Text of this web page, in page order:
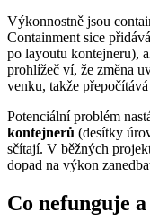
Výkonnostně jsou
Containment sice
po layoutu kontejneru),
prohlížeč ví, že změna
venku, takže
Potenciální problém
kontejnerů (desítky
sčítají. V běžných
dopad na výkon
Co nefunguje